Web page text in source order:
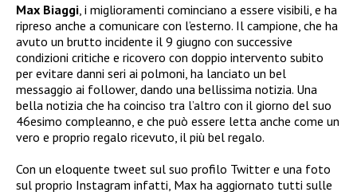
Max Biaggi , i miglioramenti cominciano a essere visibili, e ha
ripreso anche a comunicare con l’esterno. Il campione, che ha
avuto un brutto incidente il 9 giugno con successive
condizioni critiche e ricovero con doppio intervento subito
per evitare danni seri ai polmoni, ha lanciato un bel
messaggio ai follower, dando una bellissima notizia. Una
bella notizia che ha coinciso tra l’altro con il giorno del suo
46esimo compleanno, e che può essere letta anche come un
vero e proprio regalo ricevuto, il più bel regalo.
Con un eloquente tweet sul suo profilo Twitter e una foto
sul proprio Instagram infatti, Max ha aggiornato tutti sulle